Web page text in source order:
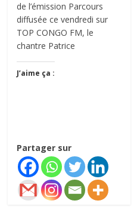
de l’émission Parcours
diffusée ce vendredi sur
TOP CONGO FM, le
chantre Patrice
J’aime ça :
Partager sur